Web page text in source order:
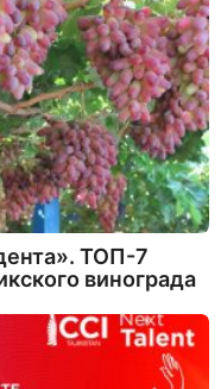
ТОП-7
винограда